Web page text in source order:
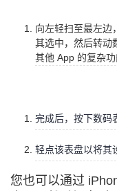
动
关
发
者
学
Programs
的
支
持
向左轻扫至最左边
其选中，然后转动
其他 App 的复杂功
完成后，按下数码
轻点该表盘以将其
您也可以通过